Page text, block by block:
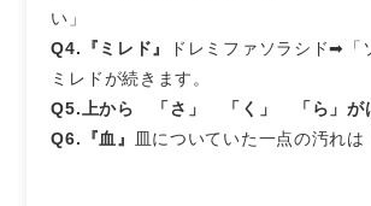
い」
Q4.『ミレド』
ドレミファソラシド➡「
ミレドが続きます。
Q5.上から 「さ」 「く」 「ら」がは
Q6.『血』
皿についていた一点の汚れは